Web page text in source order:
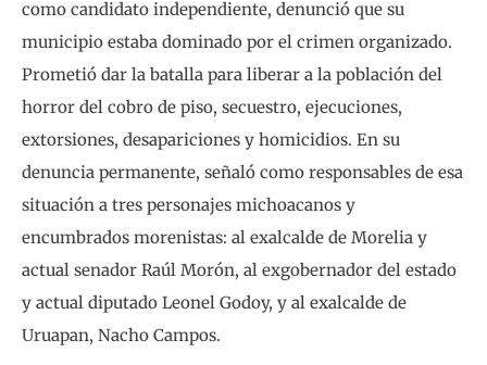
como candidato independiente, denunció que su
municipio estaba dominado por el crimen organizado.
Prometió dar la batalla para liberar a la población del
horror del cobro de piso, secuestro, ejecuciones,
extorsiones, desapariciones y homicidios. En su
denuncia permanente, señaló como responsables de esa
situación a tres personajes michoacanos y
encumbrados morenistas: al exalcalde de Morelia y
actual senador Raúl Morón, al exgobernador del estado
y actual diputado Leonel Godoy, y al exalcalde de
Uruapan, Nacho Campos.